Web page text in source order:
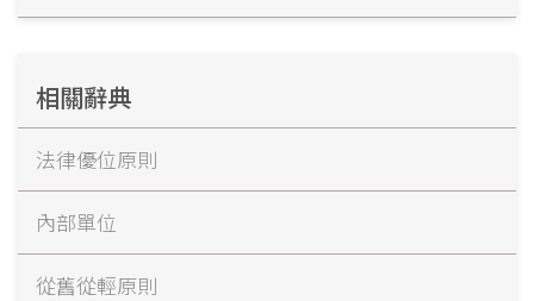
相關辭典
法律優位原則
內部單位
從舊從輕原則